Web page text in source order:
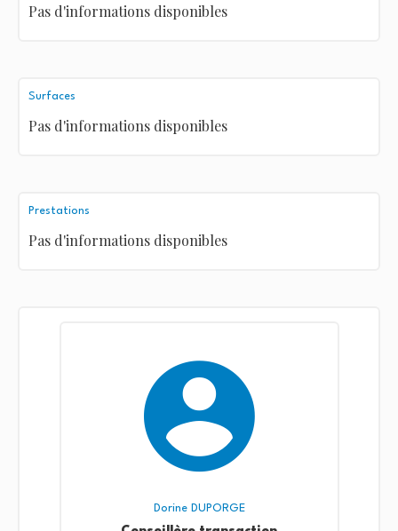
Pas d'informations disponibles
Surfaces
Pas d'informations disponibles
Prestations
Pas d'informations disponibles
Dorine DUPORGE